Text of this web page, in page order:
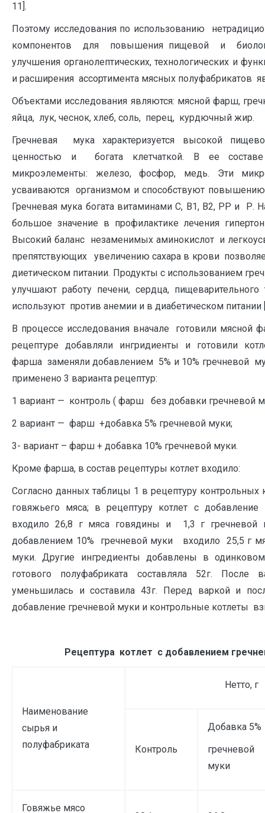
11].
Поэтому исследования по использованию
компонентов для повышения пищевой и
улучшения органолептических, технологических и
и расширения ассортимента мясных полуфабрикатов
Объектами исследования являются: мясной фарш,
яйца, лук, чеснок, хлеб, соль, перец, курдючный жир.
Гречневая мука характеризуется высокой
ценностью и богата клетчаткой. В ее
микроэлементы: железо, фосфор, медь. Эти
усваиваются организмом и способствуют
Гречневая мука богата витаминами С, В1, В2, РР и Р.
большое значение в профилактике лечения
Высокий баланс незаменимых аминокислот и
препятствующих увеличению сахара в крови
диетическом питании. Продукты с использованием
улучшают работу печени, сердца,
используют против анемии и в диабетическом питании
В процессе исследования вначале готовили мясной
рецептуре добавляли ингридиенты и готовили
фарша заменяли добавлением 5% и 10% гречневой
применено 3 варианта рецептур:
1 вариант — контроль ( фарш без добавки гречневой
2 вариант — фарш +добавка 5% гречневой муки;
3- вариант – фарш + добавка 10% гречневой муки.
Кроме фарша, в состав рецептуры котлет входило:
Согласно данных таблицы 1 в рецептуру контрольных
говяжьего мяса; в рецептуру котлет с добавление
входило 26,8 г мяса говядины и 1,3 г
добавлением 10% гречневой муки входило 25,5 г
муки. Другие ингредиенты добавлены в
готового полуфабриката составляла 52г. После
уменьшилась и составила 43г. Перед варкой и
добавление гречневой муки и контрольные котлеты
Рецептура котлет с добавлением
Наименование
сырья и
полуфабриката
Нетто, г
Контроль
Добавка 5%
гречневой
муки
Говяжье мясо